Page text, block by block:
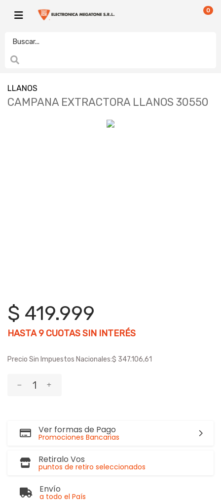
0
LLANOS
CAMPANA EXTRACTORA LLANOS 30550
$ 419.999
HASTA9 CUOTAS SIN INTERÉS
Precio Sin Impuestos Nacionales:$ 347.106,61
Ver formas de Pago
Promociones Bancarias
Retiralo Vos
puntos de retiro seleccionados
Envío
a todo el País